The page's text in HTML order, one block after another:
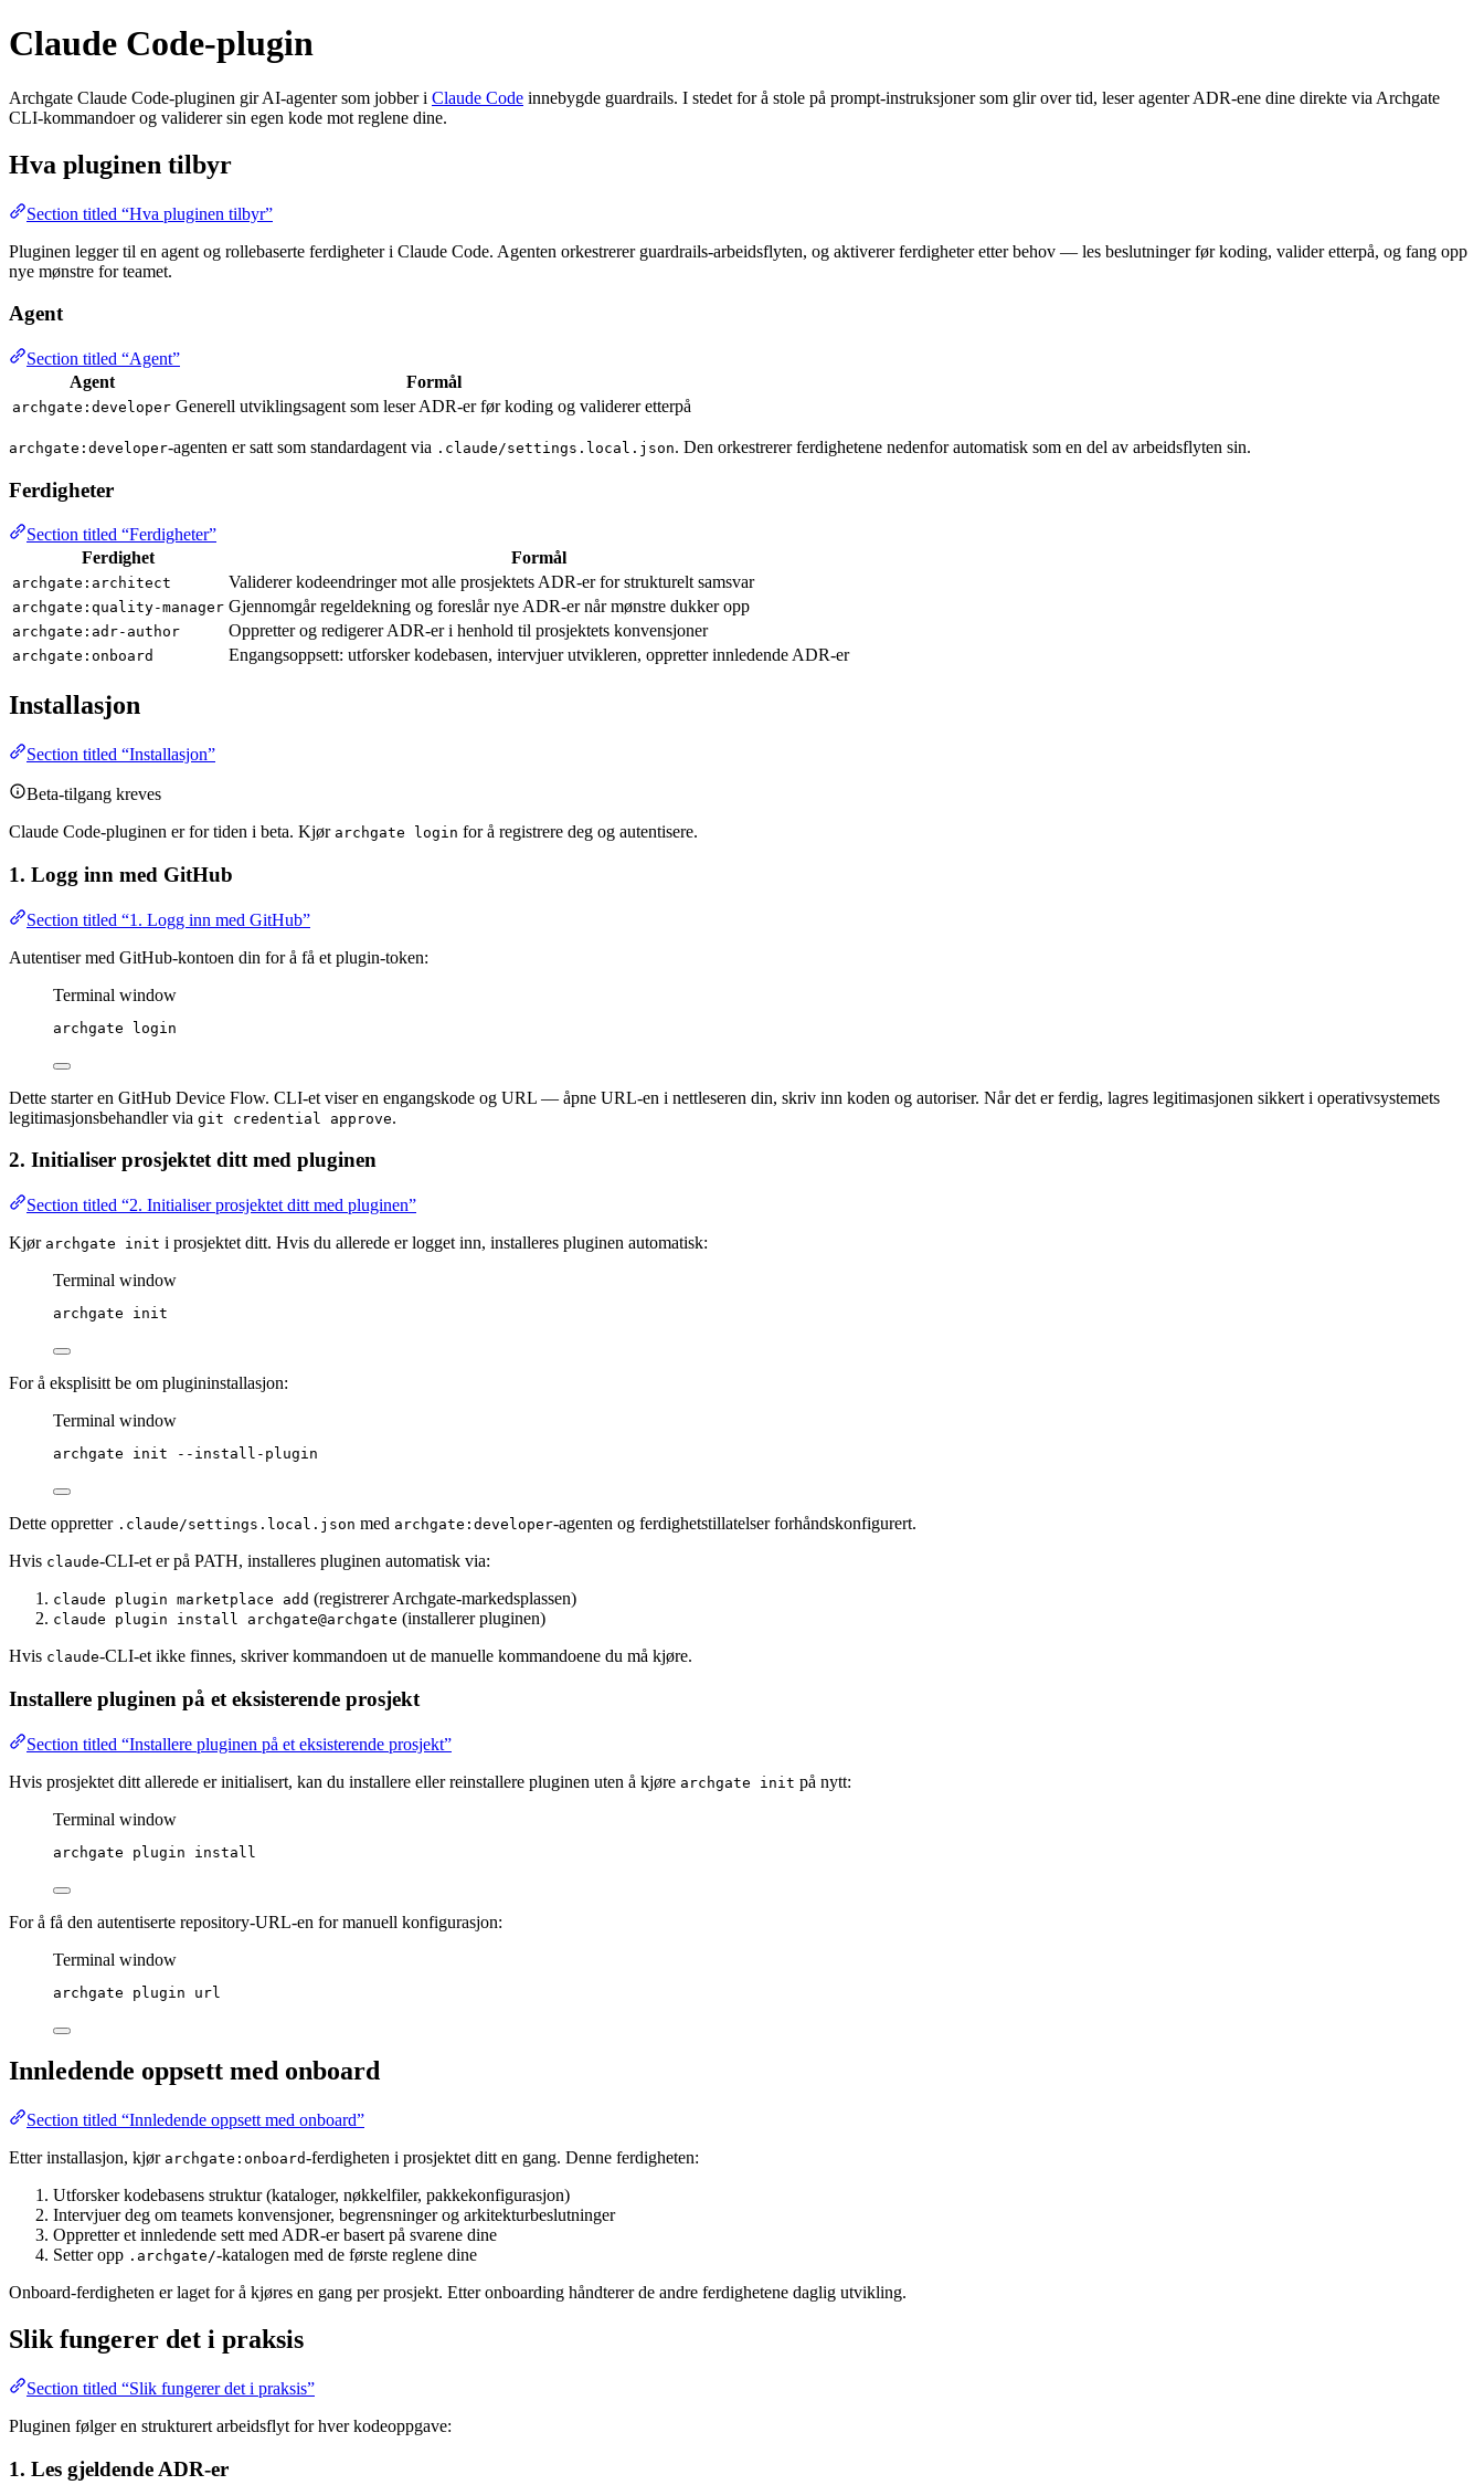
Claude Code-plugin
Archgate Claude Code-pluginen gir AI-agenter som jobber i Claude Code innebygde guardrails. I stedet for å stole på prompt-instruksjoner som glir over tid, leser agenter ADR-ene dine direkte via Archgate
CLI-kommandoer og validerer sin egen kode mot reglene dine.
Hva pluginen tilbyr
Section titled “Hva pluginen tilbyr”
Pluginen legger til en agent og rollebaserte ferdigheter i Claude Code. Agenten orkestrerer guardrails-arbeidsflyten, og aktiverer ferdigheter etter behov — les beslutninger før koding, valider etterpå, og fang opp
nye mønstre for teamet.
Agent
Section titled “Agent”
Agent
Formål
archgate:developer Generell utviklingsagent som leser ADR-er før koding og validerer etterpå
archgate:developer-agenten er satt som standardagent via .claude/settings.local.json. Den orkestrerer ferdighetene nedenfor automatisk som en del av arbeidsflyten sin.
Ferdigheter
Section titled “Ferdigheter”
Ferdighet
Formål
archgate:architect Validerer kodeendringer mot alle prosjektets ADR-er for strukturelt samsvar
archgate:quality-manager Gjennomgår regeldekning og foreslår nye ADR-er når mønstre dukker opp
archgate:adr-author Oppretter og redigerer ADR-er i henhold til prosjektets konvensjoner
archgate:onboard Engangsoppsett: utforsker kodebasen, intervjuer utvikleren, oppretter innledende ADR-er
Installasjon
Section titled “Installasjon”
Beta-tilgang kreves
Claude Code-pluginen er for tiden i beta. Kjør archgate login for å registrere deg og autentisere.
1. Logg inn med GitHub
Section titled “1. Logg inn med GitHub”
Autentiser med GitHub-kontoen din for å få et plugin-token:
Terminal window
archgate login
Dette starter en GitHub Device Flow. CLI-et viser en engangskode og URL — åpne URL-en i nettleseren din, skriv inn koden og autoriser. Når det er ferdig, lagres legitimasjonen sikkert i operativsystemets
legitimasjonsbehandler via git credential approve.
2. Initialiser prosjektet ditt med pluginen
Section titled “2. Initialiser prosjektet ditt med pluginen”
Kjør archgate init i prosjektet ditt. Hvis du allerede er logget inn, installeres pluginen automatisk:
Terminal window
archgate init
For å eksplisitt be om plugininstallasjon:
Terminal window
archgate init --install-plugin
Dette oppretter .claude/settings.local.json med archgate:developer-agenten og ferdighetstillatelser forhåndskonfigurert.
Hvis claude-CLI-et er på PATH, installeres pluginen automatisk via:
claude plugin marketplace add (registrerer Archgate-markedsplassen)
claude plugin install archgate@archgate (installerer pluginen)
Hvis claude-CLI-et ikke finnes, skriver kommandoen ut de manuelle kommandoene du må kjøre.
Installere pluginen på et eksisterende prosjekt
Section titled “Installere pluginen på et eksisterende prosjekt”
Hvis prosjektet ditt allerede er initialisert, kan du installere eller reinstallere pluginen uten å kjøre archgate init på nytt:
Terminal window
archgate plugin install
For å få den autentiserte repository-URL-en for manuell konfigurasjon:
Terminal window
archgate plugin url
Innledende oppsett med onboard
Section titled “Innledende oppsett med onboard”
Etter installasjon, kjør archgate:onboard-ferdigheten i prosjektet ditt en gang. Denne ferdigheten:
Utforsker kodebasens struktur (kataloger, nøkkelfiler, pakkekonfigurasjon)
Intervjuer deg om teamets konvensjoner, begrensninger og arkitekturbeslutninger
Oppretter et innledende sett med ADR-er basert på svarene dine
Setter opp .archgate/-katalogen med de første reglene dine
Onboard-ferdigheten er laget for å kjøres en gang per prosjekt. Etter onboarding håndterer de andre ferdighetene daglig utvikling.
Slik fungerer det i praksis
Section titled “Slik fungerer det i praksis”
Pluginen følger en strukturert arbeidsflyt for hver kodeoppgave:
1. Les gjeldende ADR-er